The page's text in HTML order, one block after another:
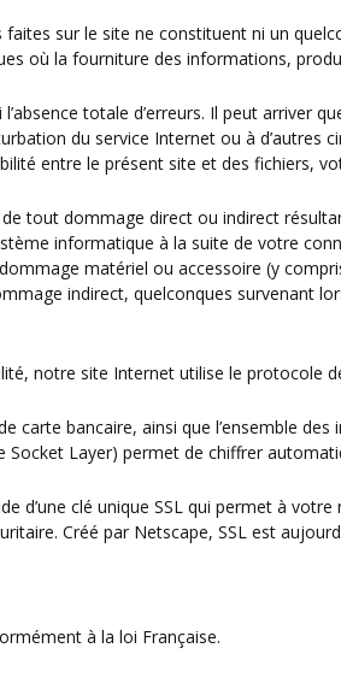
sur le site ne constituent ni un
où la fourniture des informations,
totale d’erreurs. Il peut
du service Internet ou à d’autres
entre le présent site et des fichiers,
tout dommage direct ou indirect
informatique à la suite de votre
matériel ou accessoire (y
indirect, quelconques survenant
notre site Internet utilise le protocole
bancaire, ainsi que l’ensemble
Layer) permet de chiffrer
d’une clé unique SSL qui permet à
Créé par Netscape, SSL est
à la loi Française.